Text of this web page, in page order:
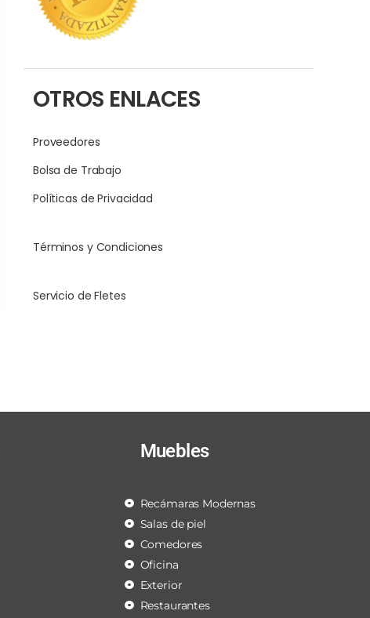
OTROS ENLACES
Proveedores
Bolsa de Trabajo
Políticas de Privacidad
Términos y Condiciones
Servicio de Fletes
Muebles
Recámaras Modernas
Salas de piel
Comedores
Oficina
Exterior
Restaurantes